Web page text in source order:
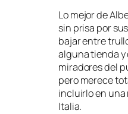
Lo mejor de
sin prisa por
bajar entre
alguna tienda
miradores del
pero merece
incluirlo en una
Italia.